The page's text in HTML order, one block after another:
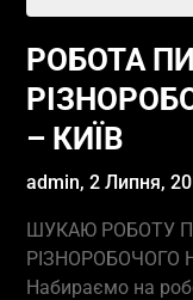
РОБОТА
– КИЇВ
admin,2 Липня,
ШУКАЮ РОБОТУ
РІЗНОРОБОЧОГО
Набираємо на